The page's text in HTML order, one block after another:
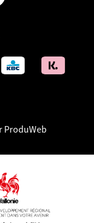
ProduWeb